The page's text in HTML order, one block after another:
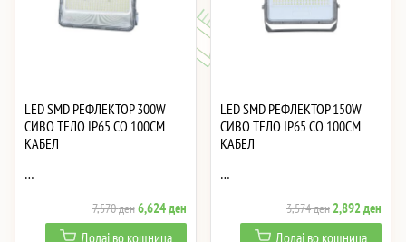
LED SMD РЕФЛЕКТОР 300W
СИВО ТЕЛО IP65 СО 100CM
КАБЕЛ
…
7,570денOriginal
price
6,624денCurrent
price
Додај во кошница
LED SMD РЕФЛЕКТОР 150W
СИВО ТЕЛО IP65 СО 100CM
КАБЕЛ
…
3,574ден Original
price
2,892ден
price
Додај во кошница